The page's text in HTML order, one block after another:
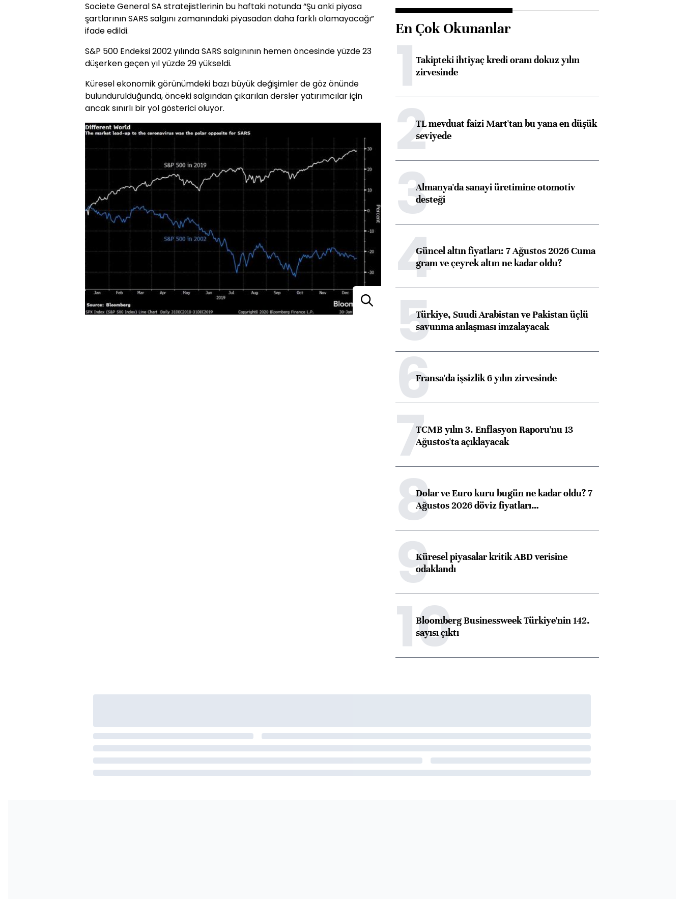
Societe General SA stratejistlerinin bu haftaki notunda “Şu anki piyasa
şartlarının SARS salgını zamanındaki piyasadan daha farklı olamayacağı”
ifade edildi.
S&P 500 Endeksi 2002 yılında SARS salgınının hemen öncesinde yüzde 23
düşerken geçen yıl yüzde 29 yükseldi.
Küresel ekonomik görünümdeki bazı büyük değişimler de göz önünde
bulundurulduğunda, önceki salgından çıkarılan dersler yatırımcılar için
ancak sınırlı bir yol gösterici oluyor.
En Çok Okunanlar
1Takipteki ihtiyaç kredi oranı dokuz yılın
zirvesinde
2TL mevduat faizi Mart'tan bu yana en düşük
seviyede
3Almanya'da sanayi üretimine otomotiv
desteği
4Güncel altın fiyatları: 7 Ağustos 2026 Cuma
gram ve çeyrek altın ne kadar oldu?
5Türkiye, Suudi Arabistan ve Pakistan üçlü
savunma anlaşması imzalayacak
6Fransa'da işsizlik 6 yılın zirvesinde
7TCMB yılın 3. Enflasyon Raporu'nu 13
Ağustos'ta açıklayacak
8Dolar ve Euro kuru bugün ne kadar oldu? 7
Ağustos 2026 döviz fiyatları…
9Küresel piyasalar kritik ABD verisine
odaklandı
10
Bloomberg Businessweek Türkiye'nin 142.
sayısı çıktı